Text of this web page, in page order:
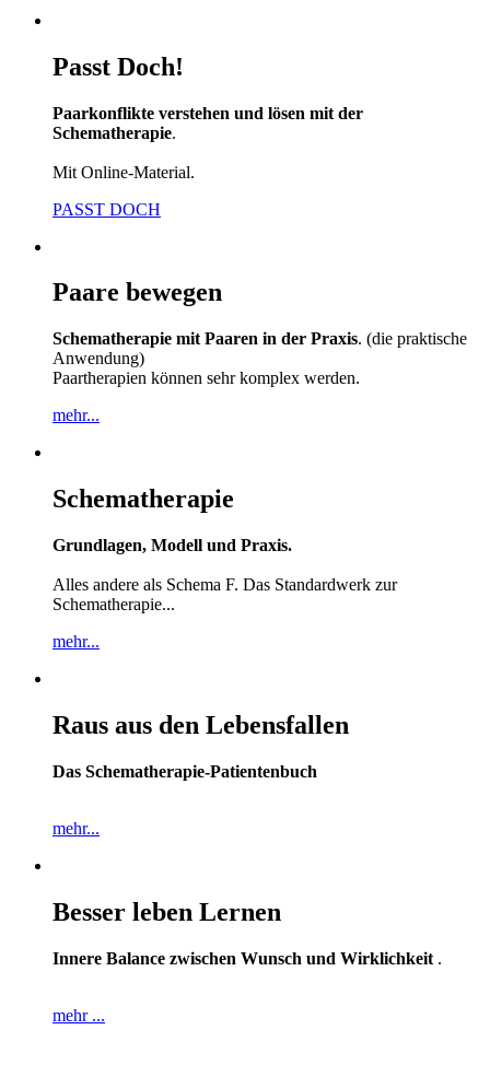
Passt Doch!
Paarkonflikte verstehen und lösen mit der
Schematherapie.
Mit Online-Material.
PASST DOCH
Paare bewegen
Schematherapie mit Paaren in der Praxis. (die praktische
Anwendung)
Paartherapien können sehr komplex werden.
mehr...
Schematherapie
Grundlagen, Modell und Praxis.
Alles andere als Schema F. Das Standardwerk zur
Schematherapie...
mehr...
Raus aus den Lebensfallen
Das Schematherapie-Patientenbuch
mehr...
Besser leben Lernen
Innere Balance zwischen Wunsch und Wirklichkeit .
mehr ...